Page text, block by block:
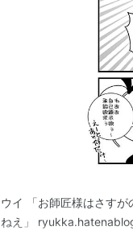
ウイ 「お師匠様はさす
ねえ」